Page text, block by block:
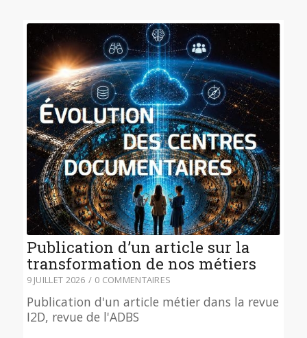
Publication d’un article sur la
transformation de nos métiers
9 JUILLET 2026 / 0 COMMENTAIRES
Publication d'un article métier dans la revue
I2D, revue de l'ADBS